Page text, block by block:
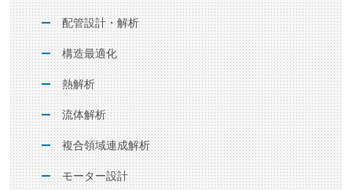
配管設計・解析
構造最適化
熱解析
流体解析
複合領域連成解析
モーター設計